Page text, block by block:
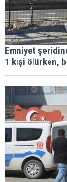
Emniyet
1 kişi ölürken,